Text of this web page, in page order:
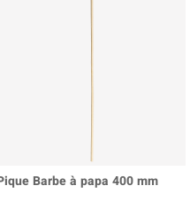
Barbe à papa 400 mm